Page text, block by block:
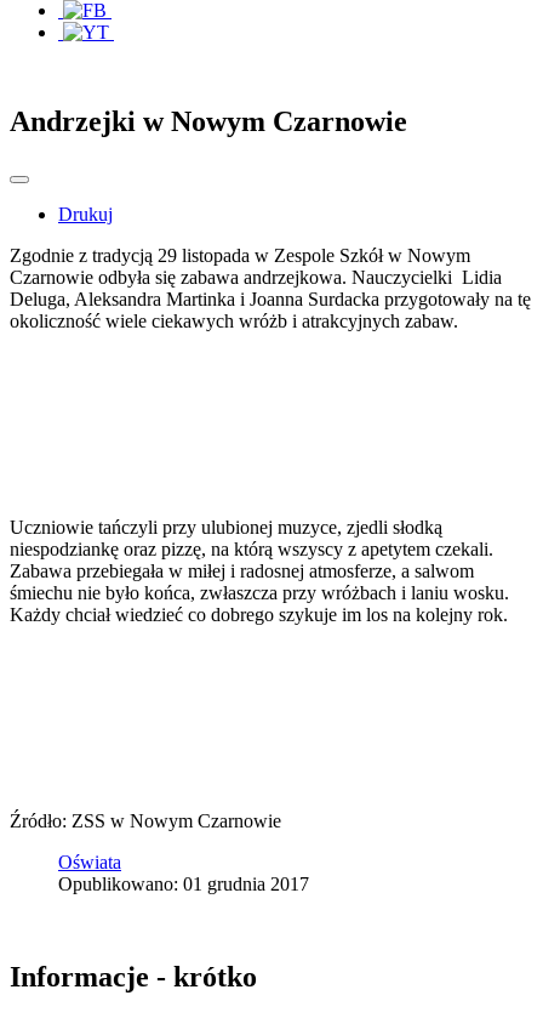
Andrzejki w Nowym Czarnowie
Drukuj
Zgodnie z tradycją 29 listopada w Zespole Szkół w Nowym
Czarnowie odbyła się zabawa andrzejkowa. Nauczycielki Lidia
Deluga, Aleksandra Martinka i Joanna Surdacka przygotowały na tę
okoliczność wiele ciekawych wróżb i atrakcyjnych zabaw.
Uczniowie tańczyli przy ulubionej muzyce, zjedli słodką
niespodziankę oraz pizzę, na którą wszyscy z apetytem czekali.
Zabawa przebiegała w miłej i radosnej atmosferze, a salwom
śmiechu nie było końca, zwłaszcza przy wróżbach i laniu wosku.
Każdy chciał wiedzieć co dobrego szykuje im los na kolejny rok.
Źródło: ZSS w Nowym Czarnowie
Oświata
Opublikowano: 01 grudnia 2017
Informacje - krótko